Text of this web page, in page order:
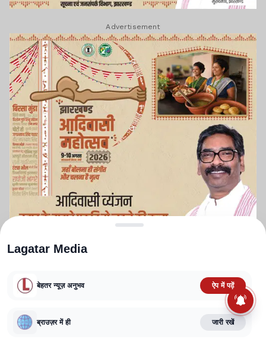
Advertisement
TERMS AND CONDITIONS
CORRECTIONS POLICY
FACT CHECKING POLICY
Lagatar Media
बेहतर न्यूज़ अनुभव ऐप में पढ़ें
ब्राउज़र में ही जारी रखें